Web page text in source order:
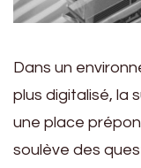
Dans un
plus digitalisé, la
une place
soulève des